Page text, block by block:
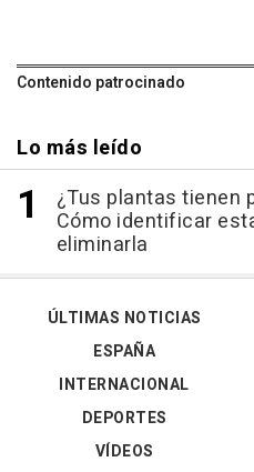
Contenido patrocinado
Lo más leído
¿Tus plantas tienen
Cómo identificar
eliminarla
ÚLTIMAS NOTICIAS
ESPAÑA
INTERNACIONAL
DEPORTES
VÍDEOS